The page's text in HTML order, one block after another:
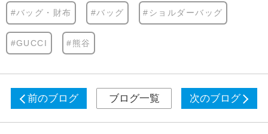
#バッグ・財布 #バッグ #ショルダーバッグ
#GUCCI #熊谷
前のブログ ブログ一覧 次のブログ